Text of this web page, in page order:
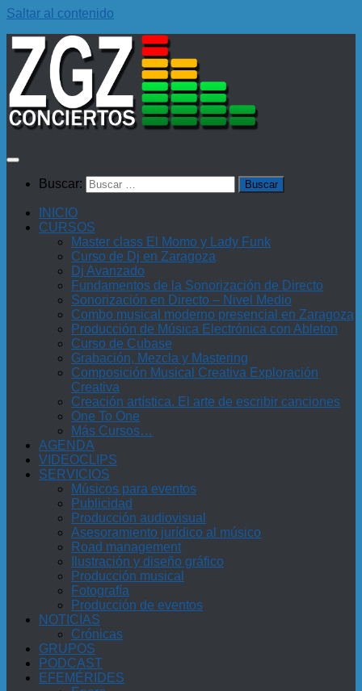
Saltar al contenido
Buscar:
INICIO
CURSOS
Master class El Momo y Lady Funk
Curso de Dj en Zaragoza
Dj Avanzado
Fundamentos de la Sonorización de Directo
Sonorización en Directo – Nivel Medio
Combo musical moderno presencial en Zaragoza
Producción de Música Electrónica con Ableton
Curso de Cubase
Grabación, Mezcla y Mastering
Composición Musical Creativa Exploración
Creativa
Creación artística. El arte de escribir canciones
One To One
Más Cursos…
AGENDA
VIDEOCLIPS
SERVICIOS
Músicos para eventos
Publicidad
Producción audiovisual
Asesoramiento jurídico al músico
Road management
Ilustración y diseño gráfico
Producción musical
Fotografía
Producción de eventos
NOTICIAS
Crónicas
GRUPOS
PODCAST
EFEMÉRIDES